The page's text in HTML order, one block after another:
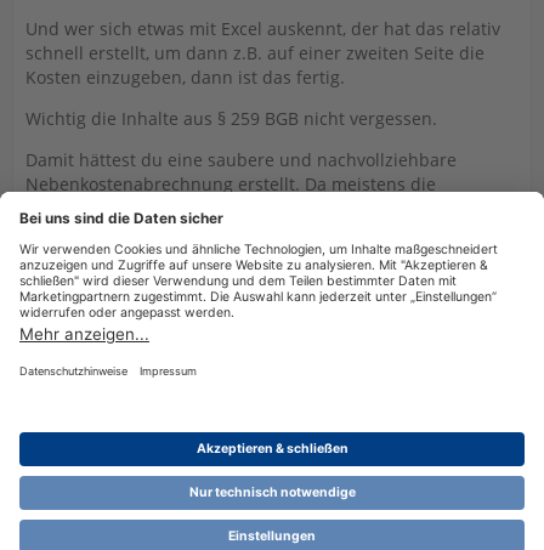
Und wer sich etwas mit Excel auskennt, der hat das relativ
schnell erstellt, um dann z.B. auf einer zweiten Seite die
Kosten einzugeben, dann ist das fertig.
Wichtig die Inhalte aus § 259 BGB nicht vergessen.
Damit hättest du eine saubere und nachvollziehbare
Nebenkostenabrechnung erstellt. Da meistens die
Heizkosten durch einen Messdienstleister erfolgt, brauchst
Die jährlichen Mietkosten des Programms entfallen, du
kannst mit Excel alles machen.
Nutzungsbestimmungen Cookie-Einstellungen